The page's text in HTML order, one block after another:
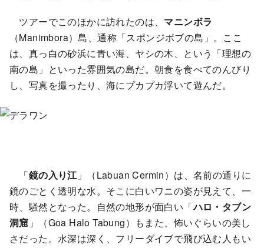
ツアーでこのほかに訪れたのは、 マニンボラ
（Manimbora）島、通称「スポンジボブの島」。ここ
は、真っ白の砂浜に青い海、ヤシの木、という「理想の
南の島」といった雰囲気の島だ。朝食を食べてのんびり
し、写真を撮ったり、海にプカプカ浮いて遊んだ。
「鏡の入り江」（Labuan Cermin）は、名前の通りに
鏡のごとく透明な水。そこに白いワニの姿が見えて、一
時、騒然となった。自然の地形が面白い「ハロ・タブン
洞窟 」（Goa Halo Tabung）もまた、怖いぐらいの美し
さだった。水深は深く、フリーダイブで飛び込む人もい